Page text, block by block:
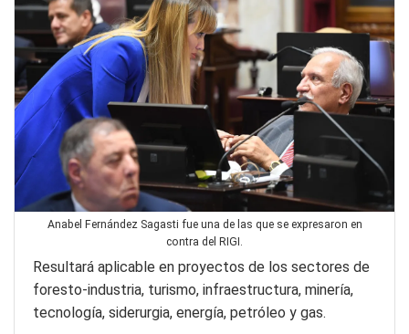
Anabel Fernández Sagasti fue una de las que se expresaron en
contra del RIGI.
Resultará aplicable en proyectos de los sectores de
foresto-industria, turismo, infraestructura, minería,
tecnología, siderurgia, energía, petróleo y gas.